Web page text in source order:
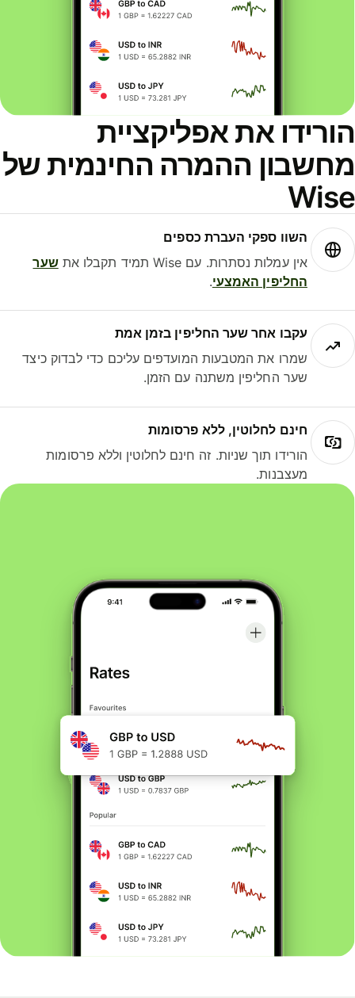
את אפליקציית
ההמרה החינמית של
השוו ספקי העברת כספים
אין עמלות נסתרות. עם Wise תמיד תקבלו את
שער
החליפין האמצעי.
עקבו אחר שער החליפין בזמן אמת
שמרו את המטבעות המועדפים עליכם כדי לבדוק כיצד
שער החליפין משתנה עם הזמן.
חינם לחלוטין, ללא פרסומות
הורידו תוך שניות. זה חינם לחלוטין וללא פרסומות
מעצבנות.